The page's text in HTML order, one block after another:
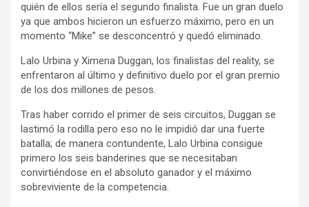
quién de ellos sería el segundo finalista. Fue un gran duelo
ya que ambos hicieron un esfuerzo máximo, pero en un
momento “Mike” se desconcentró y quedó eliminado.
Lalo Urbina y Ximena Duggan, los finalistas del reality, se
enfrentaron al último y definitivo duelo por el gran premio
de los dos millones de pesos.
Tras haber corrido el primer de seis circuitos, Duggan se
lastimó la rodilla pero eso no le impidió dar una fuerte
batalla; de manera contundente, Lalo Urbina consigue
primero los seis banderines que se necesitaban
convirtiéndose en el absoluto ganador y el máximo
sobreviviente de la competencia.